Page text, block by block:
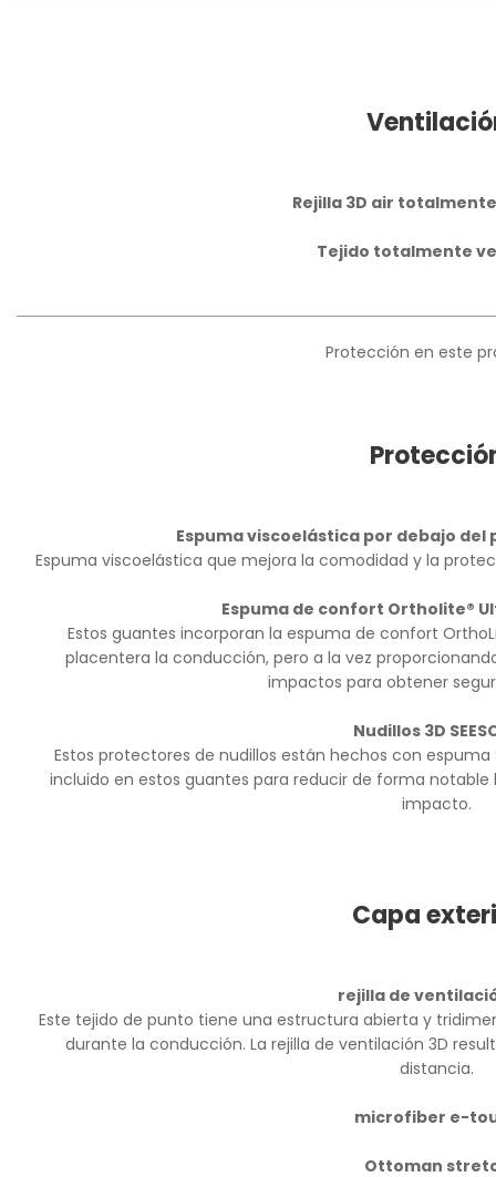
Rejilla 3D air
Tejido totalmente
Protección en este
Espuma viscoelástica por debajo
Espuma viscoelástica que mejora la comodidad y la
Espuma de confort Ortholite®
Estos guantes incorporan la espuma de confort
placentera la conducción, pero a la vez
impactos para obtener
Nudillos 3D
Estos protectores de nudillos están hechos con espuma
incluido en estos guantes para reducir de forma
impacto.
Capa
rejilla de
Este tejido de punto tiene una estructura abierta y
durante la conducción. La rejilla de ventilación 3D
distancia.
microfiber e-
Ottoman